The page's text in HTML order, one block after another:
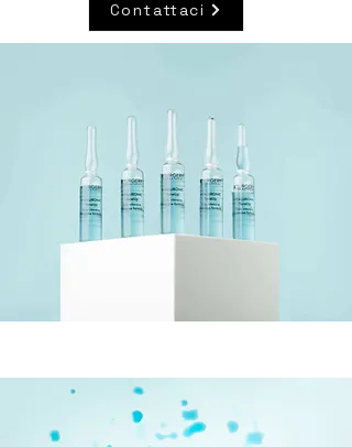
Contattaci